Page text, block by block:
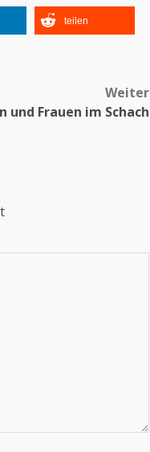
teilen
Weiter
Frauen im Schach